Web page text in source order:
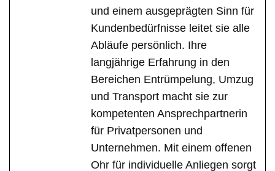
und einem ausgeprägten Sinn für
Kundenbedürfnisse leitet sie alle
Abläufe persönlich. Ihre
langjährige Erfahrung in den
Bereichen Entrümpelung, Umzug
und Transport macht sie zur
kompetenten Ansprechpartnerin
für Privatpersonen und
Unternehmen. Mit einem offenen
Ohr für individuelle Anliegen sorgt